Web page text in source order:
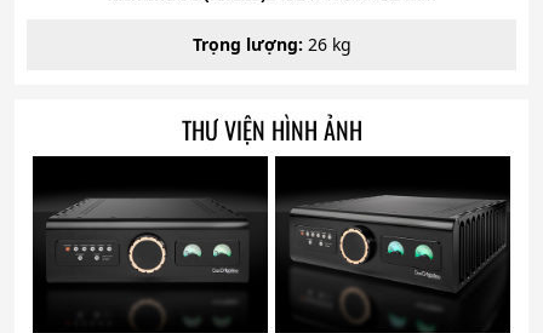
Trọng lượng: 26 kg
THƯ VIỆN HÌNH ẢNH